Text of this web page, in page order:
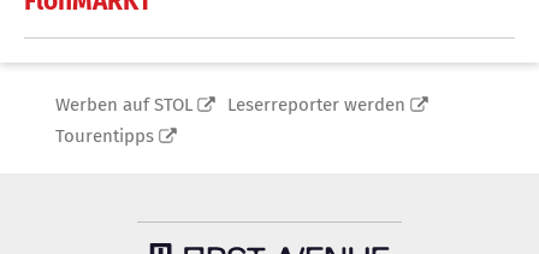
Werben auf STOL
Leserreporter werden
Tourentipps